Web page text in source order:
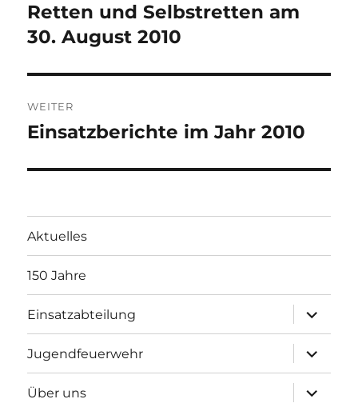
Vorheriger
Beitrag:
Retten und Selbstretten am
30. August 2010
WEITER
Nächster
Einsatzberichte im Jahr 2010
Aktuelles
150 Jahre
Einsatzabteilung
öffnen
Jugendfeuerwehr
öffnen
Über uns
öffnen